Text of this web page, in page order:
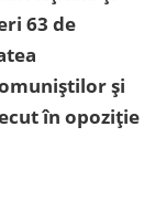
63 de
și
în opoziție